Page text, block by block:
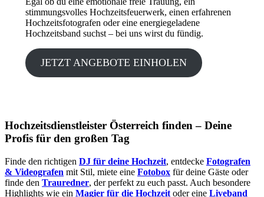
stimmungsvolles Hochzeitsfeuerwerk, einen erfahrenen
Hochzeitsfotografen oder eine energiegeladene
Hochzeitsband suchst – bei uns wirst du fündig.
JETZT ANGEBOTE EINHOLEN
Hochzeitsdienstleister Österreich finden – Deine
Profis für den großen Tag
Finde den richtigen DJ für deine Hochzeit, entdecke Fotografen
& Videografen mit Stil, miete eine Fotobox für deine Gäste oder
finde den Trauredner, der perfekt zu euch passt. Auch besondere
Highlights wie ein Magier für die Hochzeit oder eine Liveband